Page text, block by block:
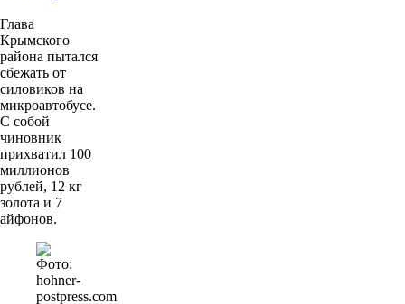
Глава
Крымского
района пытался
сбежать от
силовиков на
микроавтобусе.
С собой
чиновник
прихватил 100
миллионов
рублей, 12 кг
золота и 7
айфонов.